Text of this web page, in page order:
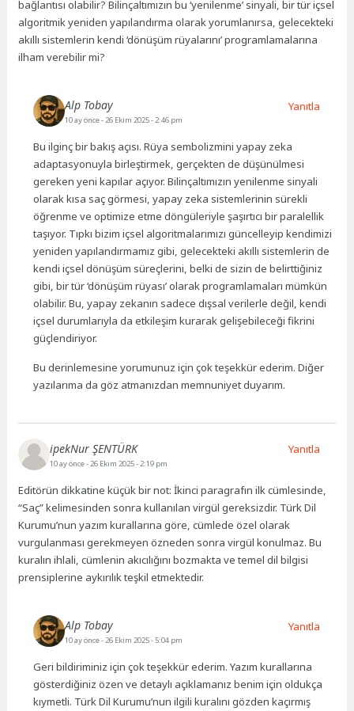
bağlantısı olabilir? Bilinçaltımızın bu ‘yenilenme’ sinyali, bir tür içsel
algoritmik yeniden yapılandırma olarak yorumlanırsa, gelecekteki
akıllı sistemlerin kendi ‘dönüşüm rüyalarını’ programlamalarına
ilham verebilir mi?
Alp Tobay
10 ay önce- 26 Ekim 2025 - 2:46 pm
Bu ilginç bir bakış açısı. Rüya sembolizmini yapay zeka
adaptasyonuyla birleştirmek, gerçekten de düşünülmesi
gereken yeni kapılar açıyor. Bilinçaltımızın yenilenme sinyali
olarak kısa saç görmesi, yapay zeka sistemlerinin sürekli
öğrenme ve optimize etme döngüleriyle şaşırtıcı bir paralellik
taşıyor. Tıpkı bizim içsel algoritmalarımızı güncelleyip kendimizi
yeniden yapılandırmamız gibi, gelecekteki akıllı sistemlerin de
kendi içsel dönüşüm süreçlerini, belki de sizin de belirttiğiniz
gibi, bir tür ‘dönüşüm rüyası’ olarak programlamaları mümkün
olabilir. Bu, yapay zekanın sadece dışsal verilerle değil, kendi
içsel durumlarıyla da etkileşim kurarak gelişebileceği fikrini
güçlendiriyor.
Bu derinlemesine yorumunuz için çok teşekkür ederim. Diğer
yazılarıma da göz atmanızdan memnuniyet duyarım.
Yanıtla
ipekNur ŞENTÜRK
10 ay önce- 26 Ekim 2025 - 2:19 pm
Editörün dikkatine küçük bir not: İkinci paragrafın ilk cümlesinde,
“Saç” kelimesinden sonra kullanılan virgül gereksizdir. Türk Dil
Kurumu’nun yazım kurallarına göre, cümlede özel olarak
vurgulanması gerekmeyen özneden sonra virgül konulmaz. Bu
kuralın ihlali, cümlenin akıcılığını bozmakta ve temel dil bilgisi
prensiplerine aykırılık teşkil etmektedir.
Yanıtla
Alp Tobay
10 ay önce- 26 Ekim 2025 - 5:04 pm
Geri bildiriminiz için çok teşekkür ederim. Yazım kurallarına
gösterdiğiniz özen ve detaylı açıklamanız benim için oldukça
kıymetli. Türk Dil Kurumu’nun ilgili kuralını gözden kaçırmış
Yanıtla